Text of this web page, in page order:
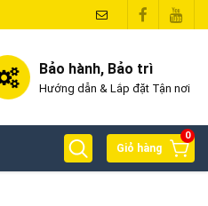
Bảo hành, Bảo trì
Hướng dẫn & Lắp đặt Tận nơi
0
Giỏ hàng